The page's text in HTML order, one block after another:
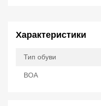
Характеристики
Тип обуви
ВОА